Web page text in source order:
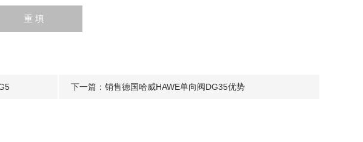
下一篇： 销售德国哈威HAWE单向阀DG35优势